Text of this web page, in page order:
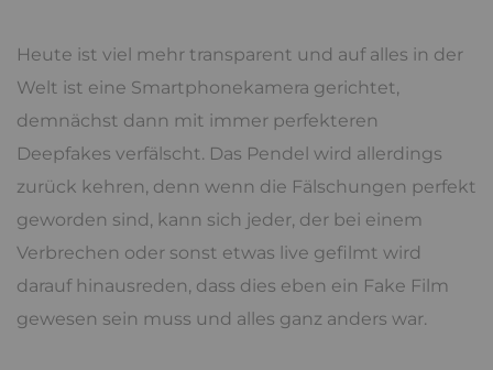
Heute ist viel mehr transparent und auf alles in der
Welt ist eine Smartphonekamera gerichtet,
demnächst dann mit immer perfekteren
Deepfakes verfälscht. Das Pendel wird allerdings
zurück kehren, denn wenn die Fälschungen perfekt
geworden sind, kann sich jeder, der bei einem
Verbrechen oder sonst etwas live gefilmt wird
darauf hinausreden, dass dies eben ein Fake Film
gewesen sein muss und alles ganz anders war.